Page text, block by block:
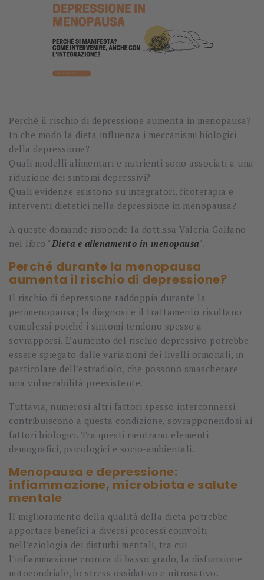
Perché il rischio di depressione aumenta in menopausa?
In che modo la dieta influenza i meccanismi biologici
della depressione?
Quali modelli alimentari e nutrienti sono associati a una
riduzione dei sintomi depressivi?
Quali evidenze esistono su integratori, fitoterapia e
interventi dietetici nella depressione in menopausa?
A queste domande risponde la dott.ssa Valeria Galfano
nel libro "Dieta e allenamento in menopausa".
Perché durante la menopausa
aumenta il rischio di depressione?
Il rischio di depressione raddoppia durante la
perimenopausa; la diagnosi e il trattamento risultano
complessi poiché i sintomi tendono spesso a
sovrapporsi. L’aumento del rischio depressivo potrebbe
essere spiegato dalle variazioni dei livelli ormonali, in
particolare dell’estradiolo, che possono smascherare
una vulnerabilità preesistente.
Tuttavia, numerosi altri fattori spesso interconnessi
contribuiscono a questa condizione, sovrapponendosi ai
fattori biologici. Tra questi rientrano elementi
demografici, psicologici e socio-ambientali.
Menopausa e depressione:
infiammazione, microbiota e salute
mentale
Il miglioramento della qualità della dieta potrebbe
apportare benefici a diversi processi coinvolti
nell’eziologia dei disturbi mentali, tra cui
l’infiammazione cronica di basso grado, la disfunzione
mitocondriale, lo stress ossidativo e nitrosativo.